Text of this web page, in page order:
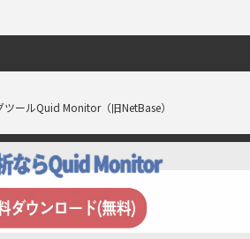
ールQuid Monitor（旧NetBase）